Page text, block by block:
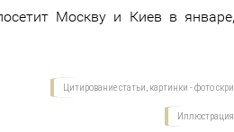
Москву и Киев в
Цитирование статьи, картинки - фото
Иллюстрация